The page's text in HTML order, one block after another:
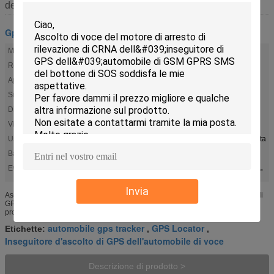
Invia
descrizione
Gps tracker
Modo di posizionamento: GPS, libbre, Beidou,
Rete:
bande del quadrato di 2G GSM
Applicazione:
Web/Android/IOS
Sistema di tracciamento::Limitatore di velocità di GPS
Disposizione:
Parabrezza, cruscotto
Vista della pista:
PC, IOS APP, coordinata di SMS, Android APP
Uso:
Motociclo, automobilistico, automobile, camion, flotta
Batteria:
140mAh
Evidenziare:
Inseguitore dei gps di rilevazione di CRNA per l'automobile
Ascolto di voce del motore di arresto di rilevazione di CRNA dell'inseguitore di
GPS dell'automobile di GSM GPRS SMS del bottone di SOS Descrizione di
prodotto Chip di GSM SIM868 Classe di GPRS Classe 12, TCP...
Etichette: automobile gps tracker , GPS Locator ,
Inseguitore d'ascolto di GPS dell'automobile di voce
Descrizione di prodotto >